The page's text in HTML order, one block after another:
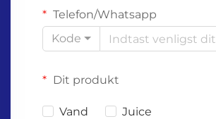
Telefon/Whatsapp
Kode
Dit produkt
Vand
Juice